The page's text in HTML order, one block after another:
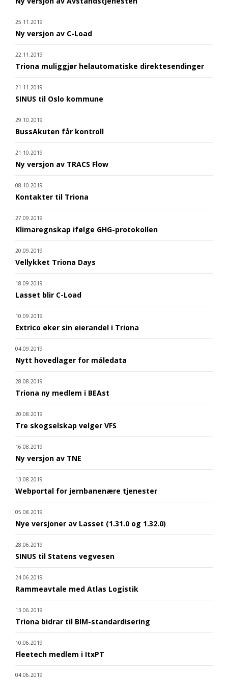
25.11.2019
Ny versjon av C-Load
22.11.2019
Triona muliggjør helautomatiske direktesendinger
21.11.2019
SINUS til Oslo kommune
29.10.2019
BussAkuten får kontroll
21.10.2019
Ny versjon av TRACS Flow
08.10.2019
Kontakter til Triona
27.09.2019
Klimaregnskap ifølge GHG-protokollen
20.09.2019
Vellykket Triona Days
18.09.2019
Lasset blir C-Load
10.09.2019
Extrico øker sin eierandel i Triona
04.09.2019
Nytt hovedlager for måledata
28.08.2019
Triona ny medlem i BEAst
20.08.2019
Tre skogselskap velger VFS
16.08.2019
Ny versjon av TNE
13.08.2019
Webportal for jernbanenære tjenester
05.08.2019
Nye versjoner av Lasset (1.31.0 og 1.32.0)
28.06.2019
SINUS til Statens vegvesen
24.06.2019
Rammeavtale med Atlas Logistik
13.06.2019
Triona bidrar til BIM-standardisering
10.06.2019
Fleetech medlem i ItxPT
04.06.2019